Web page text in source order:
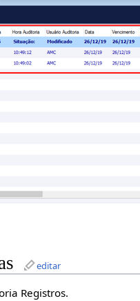
editar
Registros.